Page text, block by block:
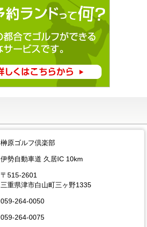
榊原ゴルフ倶楽部
伊勢自動車道 久居IC 10km
〒515-2601
三重県津市白山町三ヶ野1335
059-264-0050
059-264-0075